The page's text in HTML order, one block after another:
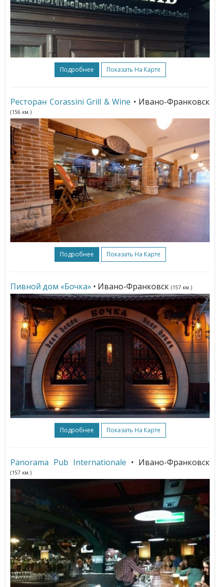
Подробнее Показать На Карте
Ресторан Corassini Grill & Wine • Ивано-Франковск
(156 км.)
Подробнее Показать На Карте
Пивной дом «Бочка» • Ивано-Франковск (157 км.)
Подробнее Показать На Карте
Panorama Pub Internationalе • Ивано-Франковск
(157 км.)